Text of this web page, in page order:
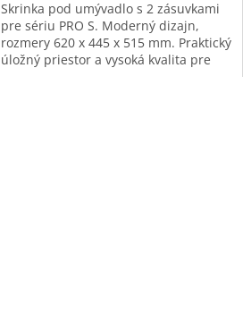
Skrinka pod umývadlo s 2 zásuvkami
pre sériu PRO S. Moderný dizajn,
rozmery 620 x 445 x 515 mm. Praktický
úložný priestor a vysoká kvalita pre